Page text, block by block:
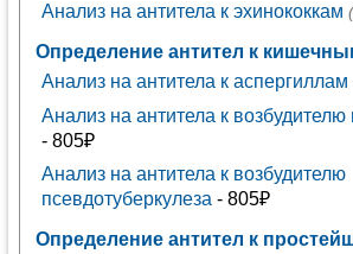
Анализ на антитела к эхинококкам
Определение антител к
Анализ на антитела к аспергиллам
Анализ на антитела к возбудителю
- 805₽
Анализ на антитела к возбудителю
псевдотуберкулеза- 805₽
Определение антител к